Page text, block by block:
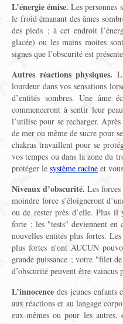
L’énergie émise. Les personnes
le froid émanant des âmes
des pieds ; à cet endroit
glacée) ou les mains moites
signes que l’obscurité est
Autres réactions physiques.
lourdeur dans vos sensations
d’entités sombres. Une âme
commenceront à sentir leur
l’utilise pour se recharger.
de mer ou même de sucre pour
chakras travaillent pour se
vos tempes ou dans la zone du
protéger le système racine et
Niveaux d’obscurité. Les
moindre force s’éloigneront
ou de rester près d’elle. Plus il
forte ; les "tests" deviennent en
nouvelles entités plus fortes.
plus fortes n’ont AUCUN
grande puissance ; votre "filet
d’obscurité peuvent être
L’innocence des jeunes enfants
aux réactions et au langage
eux-mêmes ou pour les